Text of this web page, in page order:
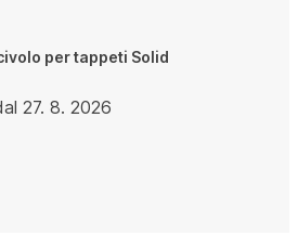
per tappeti Solid
27. 8. 2026